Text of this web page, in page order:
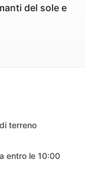
del sole e
terreno
entro le 10:00